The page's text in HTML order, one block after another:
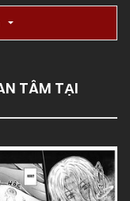
TÂM TẠI